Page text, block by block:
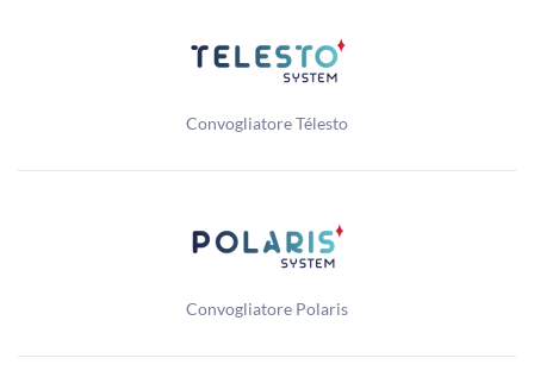
Convogliatore Télesto
Convogliatore Polaris